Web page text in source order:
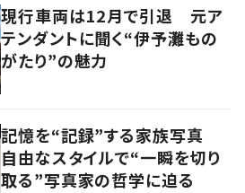
現行車両は12月で引退 元ア
テンダントに聞く“伊予灘もの
がたり”の魅力
記憶を“記録”する家族写真
自由なスタイルで“一瞬を切り
取る”写真家の哲学に迫る